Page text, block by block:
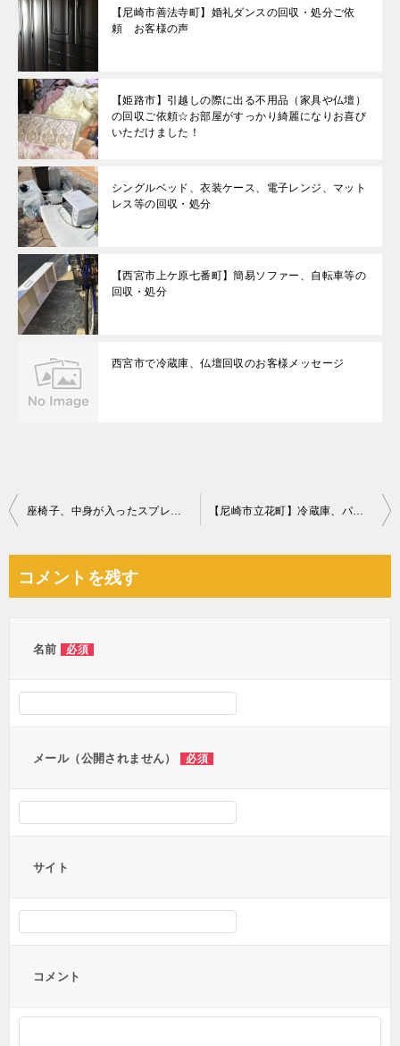
【尼崎市善法寺町】婚礼ダンスの回収・処分ご依
頼 お客様の声
【姫路市】引越しの際に出る不用品（家具や仏壇）
の回収ご依頼☆お部屋がすっかり綺麗になりお喜び
いただけました！
シングルベッド、衣装ケース、電子レンジ、マット
レス等の回収・処分
【西宮市上ケ原七番町】簡易ソファー、自転車等の
回収・処分
西宮市で冷蔵庫、仏壇回収のお客様メッセージ
投
ビ
座椅子、中身が入ったスプレー缶の回収・処分ご依頼 お客様の声 【尼崎市立花町】冷蔵庫、パソコン、食洗器、プリンター等の回収
コメントを残す
名前 必須
メール（公開されません） 必須
サイト
コメント